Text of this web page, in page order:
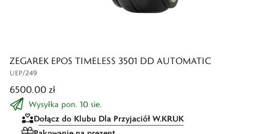
ZEGAREK EPOS TIMELESS 3501 DD AUTOMATIC
UEP/249
6500,00 zł
Wysyłka pon. 10 sie.
Dołącz do Klubu Dla Przyjaciół W.KRUK